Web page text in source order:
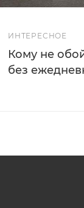
ИНТЕРЕСНОЕ
Кому не
без